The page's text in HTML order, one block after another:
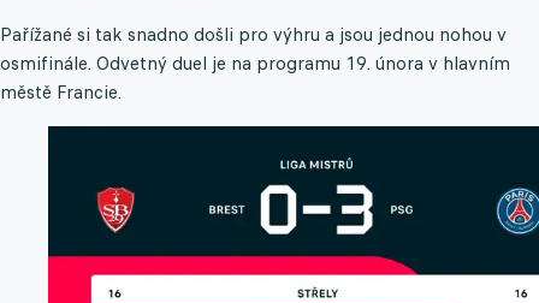
Pařížané si tak snadno došli pro výhru a jsou jednou nohou v
osmifinále. Odvetný duel je na programu 19. února v hlavním
městě Francie.